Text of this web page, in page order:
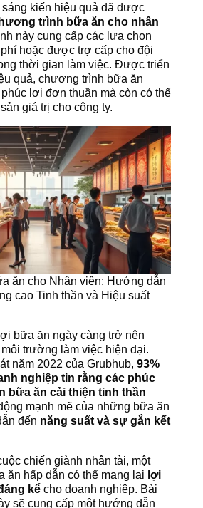
sáng kiến hiệu quả đã được
trình bữa ăn cho nhân
này cung cấp các lựa chọn
hoặc được trợ cấp cho đội
thời gian làm việc. Được triển
quả, chương trình bữa ăn
lợi đơn thuần mà còn có thể
giá trị cho công ty.
ăn cho Nhân viên: Hướng dẫn
cao Tinh thần và Hiệu suất
bữa ăn ngày càng trở nên
trường làm việc hiện đại.
năm 2022 của Grubhub, 93%
nghiệp tin rằng các phúc
bữa ăn cải thiện tinh thần
mạnh mẽ của những bữa ăn
đến năng suất và sự gắn kết
chiến giành nhân tài, một
ăn hấp dẫn có thể mang lại lợi
kểcho doanh nghiệp. Bài
sẽ cung cấp một hướng dẫn